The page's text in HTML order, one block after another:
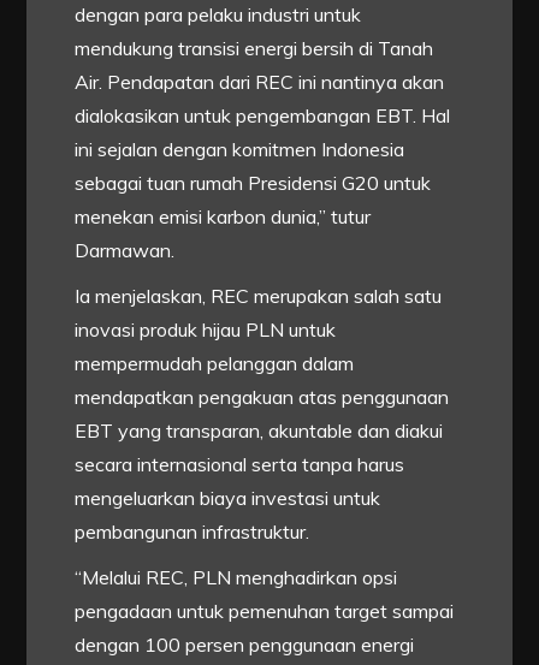
dengan para pelaku industri untuk
mendukung transisi energi bersih di Tanah
Air. Pendapatan dari REC ini nantinya akan
dialokasikan untuk pengembangan EBT. Hal
ini sejalan dengan komitmen Indonesia
sebagai tuan rumah Presidensi G20 untuk
menekan emisi karbon dunia,” tutur
Darmawan.
Ia menjelaskan, REC merupakan salah satu
inovasi produk hijau PLN untuk
mempermudah pelanggan dalam
mendapatkan pengakuan atas penggunaan
EBT yang transparan, akuntable dan diakui
secara internasional serta tanpa harus
mengeluarkan biaya investasi untuk
pembangunan infrastruktur.
“Melalui REC, PLN menghadirkan opsi
pengadaan untuk pemenuhan target sampai
dengan 100 persen penggunaan energi